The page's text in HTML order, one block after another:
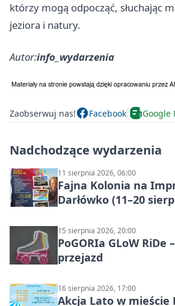
którzy mogą odpocząć, słuchając
jeziora i natury.
Autor:info_wydarzenia
Zaobserwuj nas! Facebook Google
Nadchodzące wydarzenia
11 sierpnia 2026, 06:00
Fajna Kolonia na
Darłówko (11–20
15 sierpnia 2026, 20:00
PoGORIa GLoW RiDe
przejazd
16 sierpnia 2026, 17:00
Akcja Lato w mieście